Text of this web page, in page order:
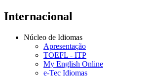
Internacional
Núcleo de Idiomas
Apresentação
TOEFL - ITP
My English Online
e-Tec Idiomas